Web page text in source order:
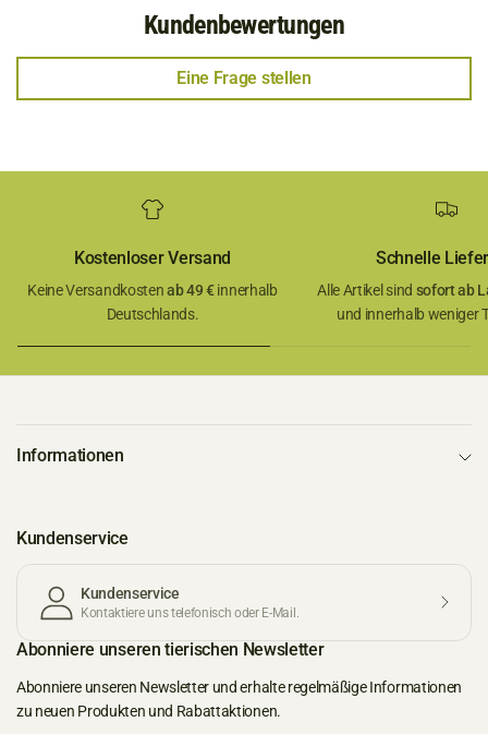
Kundenbewertungen
Eine Frage stellen
Kostenloser Versand
Keine Versandkostenab 49 €innerhalb
Deutschlands.
Schnelle
Alle Artikel sind sofort ab
und innerhalb weniger
Informationen
Kundenservice
Kundenservice
Kontaktiere uns telefonisch oder E-Mail.
Abonniere unseren tierischen Newsletter
Abonniere unseren Newsletter und erhalte regelmäßige Informationen
zu neuen Produkten und Rabattaktionen.